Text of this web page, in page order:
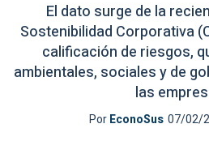
El dato surge de la
Sostenibilidad Corporativa
calificación de riesgos,
ambientales, sociales y de
las
PorEconoSus 07/02/